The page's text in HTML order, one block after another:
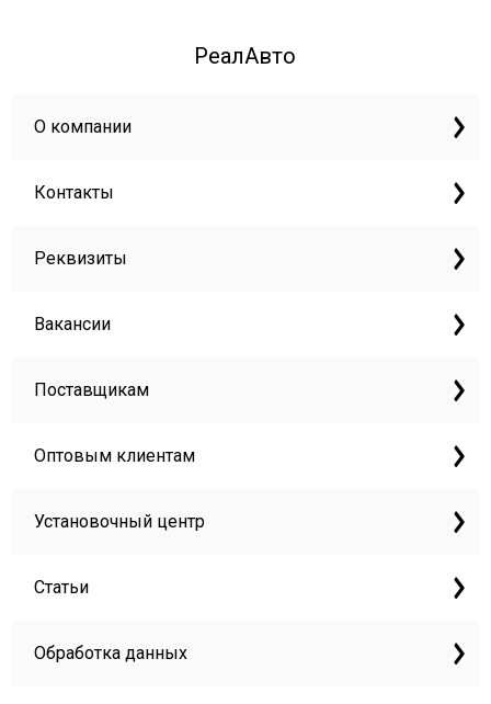
РеалАвто
О компании
Контакты
Реквизиты
Вакансии
Поставщикам
Оптовым клиентам
Установочный центр
Статьи
Обработка данных